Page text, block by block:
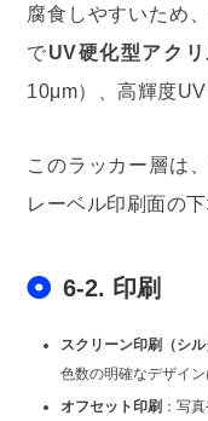
腐食しやすいため
でUV硬化型アク
10μm）、高輝度
このラッカー層は
レーベル印刷面の
6-2. 印刷
スクリーン印刷（シル
色数の明確なデザイ
オフセット印刷 ：写